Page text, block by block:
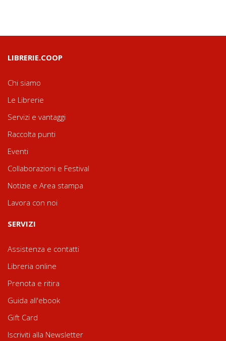
LIBRERIE.COOP
Chi siamo
Le Librerie
Servizi e vantaggi
Raccolta punti
Eventi
Collaborazioni e Festival
Notizie e Area stampa
Lavora con noi
SERVIZI
Assistenza e contatti
Libreria online
Prenota e ritira
Guida all'ebook
Gift Card
Iscriviti alla Newsletter